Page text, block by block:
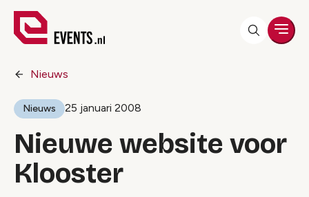
Nieuws
Nieuws 25 januari 2008
Nieuwe website voor
Klooster